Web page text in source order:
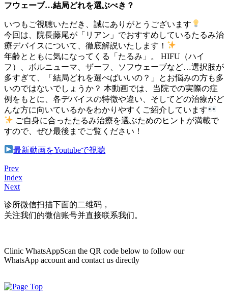
フウェーブ…結局どれを選ぶべき？
いつもご視聴いただき、誠にありがとうございます
今回は、院長藤尾が「リアン」でおすすめしているたるみ治
療デバイスについて、徹底解説いたします！
年齢とともに気になってくる「たるみ」。 HIFU（ハイ
フ）、ボルニューマ、ザーフ、ソフウェーブなど…選択肢が
多すぎて、「結局どれを選べばいいの？」とお悩みの方も多
いのではないでしょうか？ 本動画では、当院での実際の症
例をもとに、各デバイスの特徴や違い、そしてどの治療がど
んな方に向いているかをわかりやすくご紹介しています
ご自身に合ったたるみ治療を選ぶためのヒントが満載で
すので、ぜひ最後までご覧ください！
最新動画をYoutubeで視聴
Prev
Index
Next
诊所微信扫描下面的二维码，
关注我们的微信账号并直接联系我们。
Clinic WhatsAppScan the QR code below to follow our
WhatsApp account and contact us directly